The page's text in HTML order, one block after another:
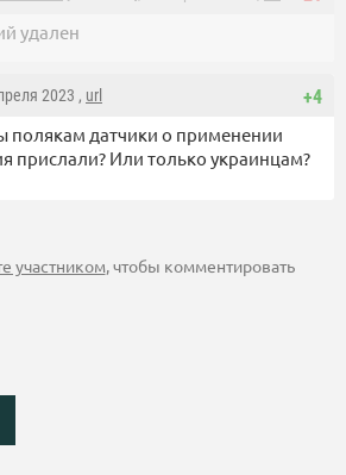
удален
+4
2023 , url
полякам датчики о применении
прислали? Или только украинцам?
участником, чтобы комментировать